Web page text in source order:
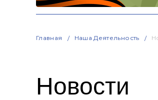
Главная Наша Деятельность
Новости